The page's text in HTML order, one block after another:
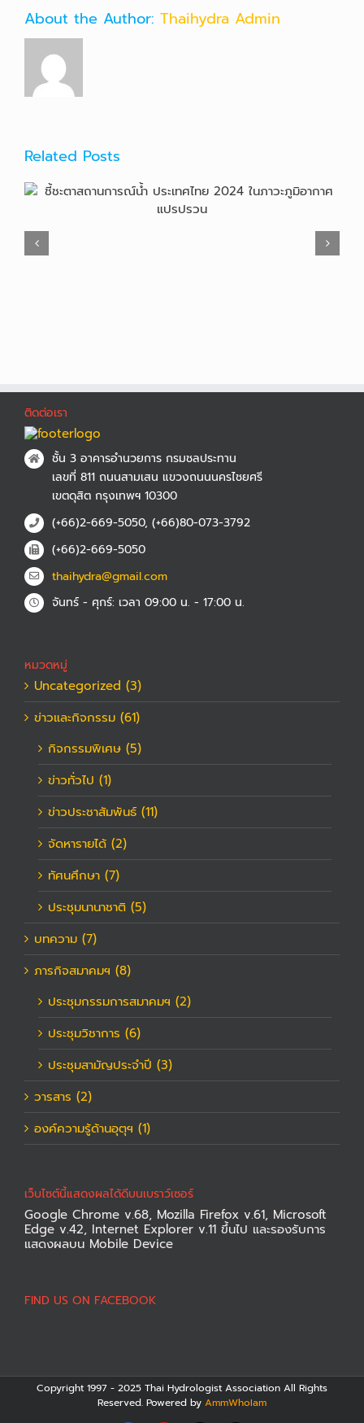
About the Author: Thaihydra Admin
Related Posts
การประชุมวิชาการประจำปีของ
ติดต่อเรา
ชั้น 3 อาคารอำนวยการ กรมชลประทาน
เลขที่ 811 ถนนสามเสน แขวงถนนนครไชยศรี
เขตดุสิต กรุงเทพฯ 10300
(+66)2-669-5050, (+66)80-073-3792
(+66)2-669-5050
thaihydra@gmail.com
จันทร์ - ศุกร์: เวลา 09:00 น. - 17:00 น.
หมวดหมู่
Uncategorized (3)
ข่าวและกิจกรรม (61)
กิจกรรมพิเศษ (5)
ข่าวทั่วไป (1)
ข่าวประชาสัมพันธ์ (11)
จัดหารายได้ (2)
ทัศนศึกษา (7)
ประชุมนานาชาติ (5)
บทความ (7)
ภารกิจสมาคมฯ (8)
ประชุมกรรมการสมาคมฯ (2)
ประชุมวิชาการ (6)
ประชุมสามัญประจำปี (3)
วารสาร (2)
องค์ความรู้ด้านอุตุฯ (1)
เว็บไซต์นี้แสดงผลได้ดีบนเบราว์เซอร์
Google Chrome v.68, Mozilla Firefox v.61, Microsoft
Edge v.42, Internet Explorer v.11 ขึ้นไป และรองรับการ
แสดงผลบน Mobile Device
FIND US ON FACEBOOK
Copyright 1997 - 2025 Thai Hydrologist Association All Rights
Reserved. Powered by AmmWhoIam